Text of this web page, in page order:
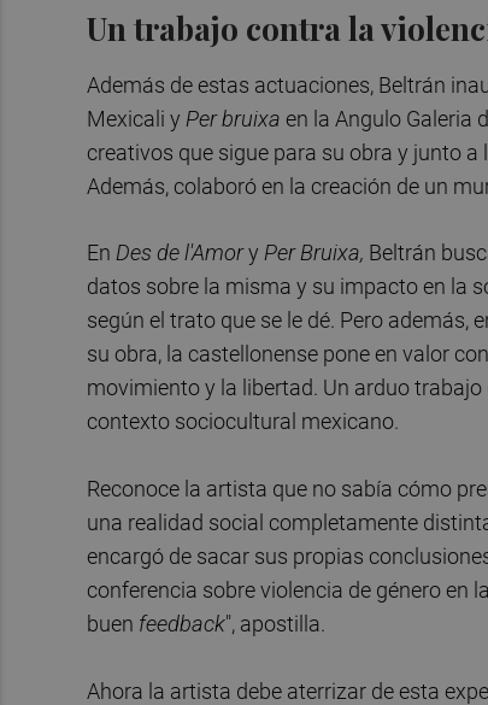
Un trabajo contra la
Además de estas actuaciones, Beltrán
Mexicali y Per bruixa en la Angulo Galeria
creativos que sigue para su obra y junto
Además, colaboró en la creación de un
En Des de l'Amory Per Bruixa, Beltrán
datos sobre la misma y su impacto en la
según el trato que se le dé. Pero además,
su obra, la castellonense pone en valor
movimiento y la libertad. Un arduo
contexto sociocultural mexicano.
Reconoce la artista que no sabía cómo
una realidad social completamente
encargó de sacar sus propias
conferencia sobre violencia de género en
buen feedback", apostilla.
Ahora la artista debe aterrizar de esta